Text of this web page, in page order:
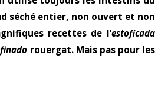
séché entier, non ouvert et non
recettes de l’estoficada
rouergat. Mais pas pour les